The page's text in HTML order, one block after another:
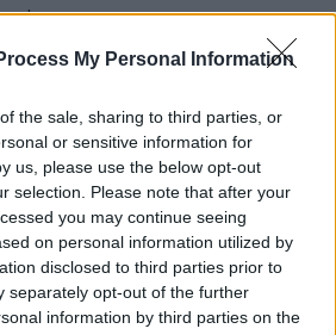
My Personal Information
the sale, sharing to third parties, or
or sensitive information for
us, please use the below opt-out
selection. Please note that after your
you may continue seeing
on personal information utilized by
disclosed to third parties prior to
separately opt-out of the further
information by third parties on the
Visi įrašai
įrašai
00:00:30